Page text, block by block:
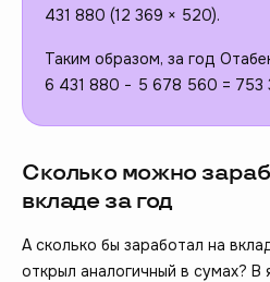
431 880 (12 369 × 520).
Таким образом, за год
6 431 880 − 5 678 560 = 753
Сколько можно
вкладе за год
А сколько бы заработал на
открыл аналогичный в сумах? В